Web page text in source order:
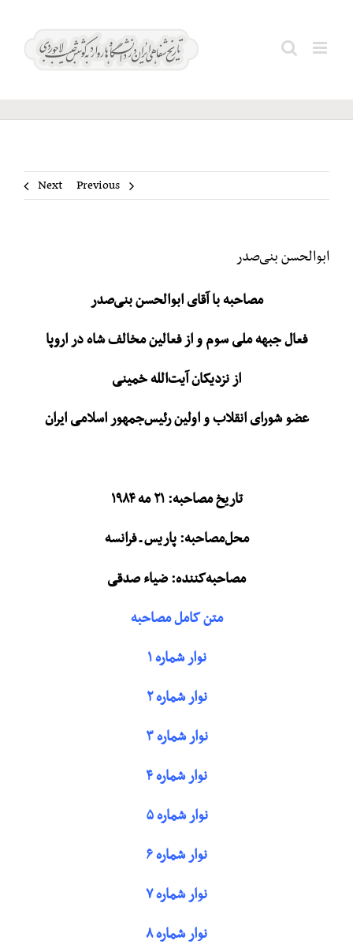
ابوالحسن
Previous
Next
ابوالحسن بنی‌صدر
مصاحبه با آقای ابوالحسن بنی‌صدر
فعال جبهه ملی سوم و از فعالین مخالف شاه در اروپا
از نزدیکان آیت‌الله خمینی
عضو شورای انقلاب و اولین رئیس‌جمهور اسلامی ایران
تاریخ مصاحبه: ۲۱ مه ۱۹۸۴
محل‌مصاحبه: پاریس ـ فرانسه
مصاحبه‌کننده: ضیاء صدقی
متن کامل مصاحبه
نوار شماره ۱
نوار شماره ۲
نوار شماره ۳
نوار شماره ۴
نوار شماره ۵
نوار شماره ۶
نوار شماره ۷
نوار شماره ۸